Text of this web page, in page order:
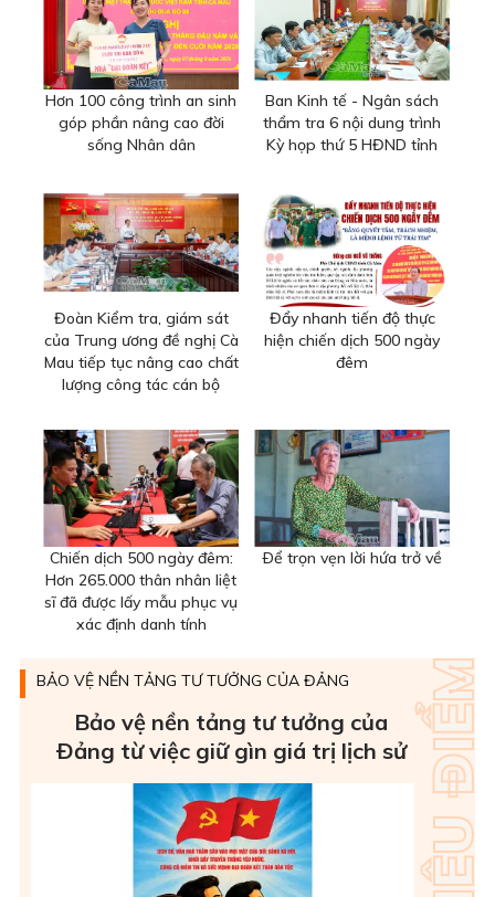
Hơn 100 công trình an sinh
góp phần nâng cao đời
sống Nhân dân
Ban Kinh tế - Ngân sách
thẩm tra 6 nội dung trình
Kỳ họp thứ 5 HĐND tỉnh
Đoàn Kiểm tra, giám sát
của Trung ương đề nghị Cà
Mau tiếp tục nâng cao chất
lượng công tác cán bộ
Đẩy nhanh tiến độ thực
hiện chiến dịch 500 ngày
đêm
Chiến dịch 500 ngày đêm:
Hơn 265.000 thân nhân liệt
sĩ đã được lấy mẫu phục vụ
xác định danh tính
Ðể trọn vẹn lời hứa trở về
BẢO VỆ NỀN TẢNG TƯ TƯỞNG CỦA ĐẢNG
Bảo vệ nền tảng tư tưởng của
Ðảng từ việc giữ gìn giá trị lịch sử